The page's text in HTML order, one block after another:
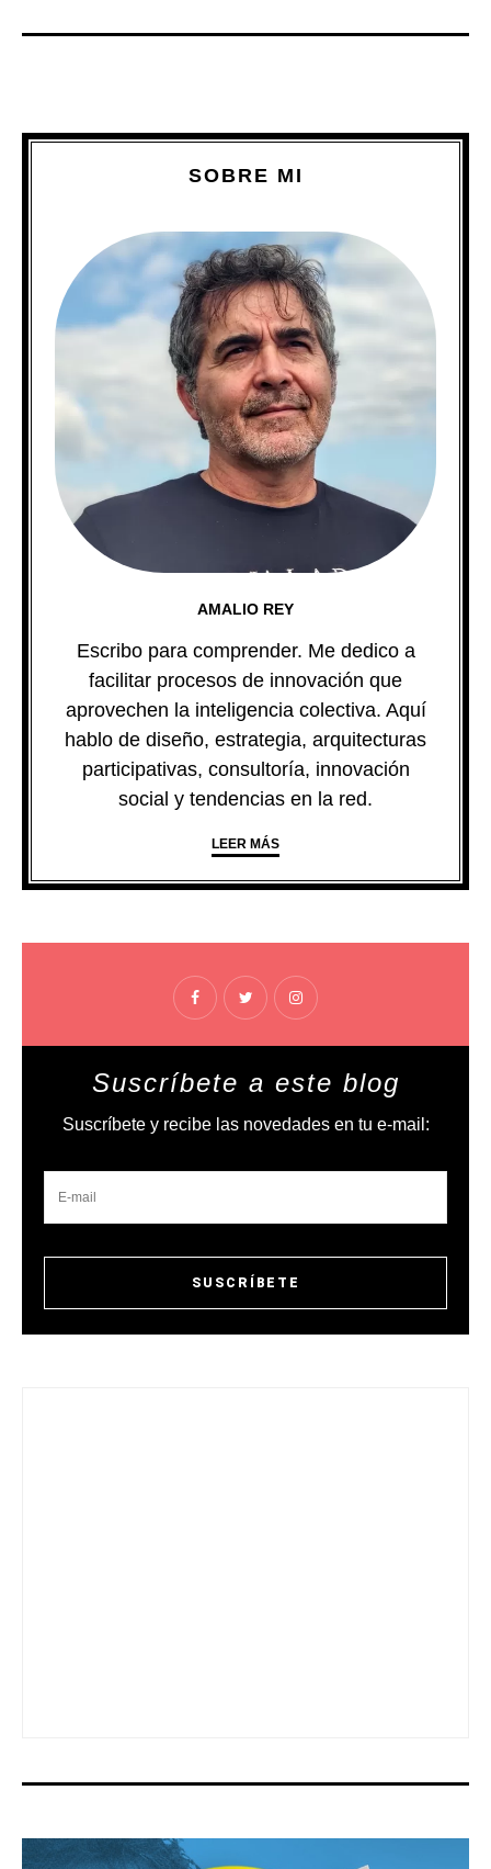
SOBRE MI
AMALIO REY
Escribo para comprender. Me dedico a
facilitar procesos de innovación que
aprovechen la inteligencia colectiva. Aquí
hablo de diseño, estrategia, arquitecturas
participativas, consultoría, innovación
social y tendencias en la red.
LEER MÁS
Suscríbete a este blog
Suscríbete y recibe las novedades en tu e-mail: